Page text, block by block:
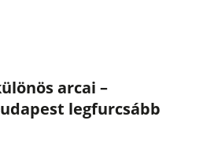
arcai –
legfurcsább